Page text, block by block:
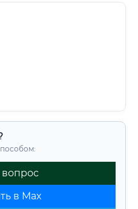
вопрос
в Max